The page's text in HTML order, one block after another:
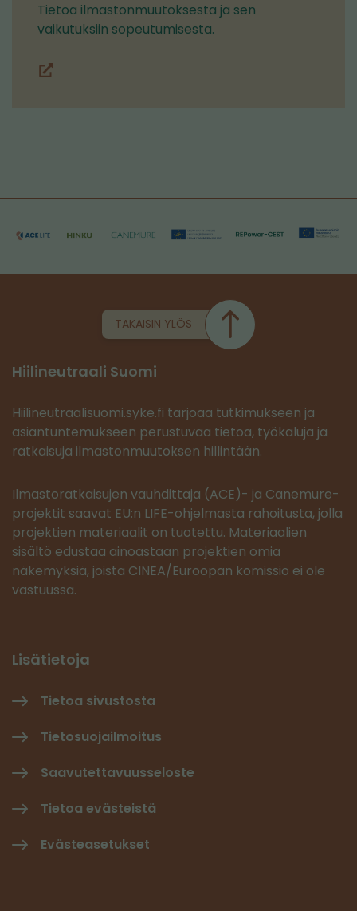
Tietoa ilmastonmuutoksesta ja sen
vaikutuksiin sopeutumisesta.
Ilmasto-
(siirryt
TAKAISIN YLÖS
Hiilineutraali Suomi
Hiilineutraalisuomi.syke.fi tarjoaa tutkimukseen ja
asiantuntemukseen perustuvaa tietoa, työkaluja ja
ratkaisuja ilmastonmuutoksen hillintään.
Ilmastoratkaisujen vauhdittaja (ACE)- ja Canemure-
projektit saavat EU:n LIFE-ohjelmasta rahoitusta, jolla
projektien materiaalit on tuotettu. Materiaalien
sisältö edustaa ainoastaan projektien omia
näkemyksiä, joista CINEA/Euroopan komissio ei ole
vastuussa.
Lisätietoja
Tietoa sivustosta
Tietosuojailmoitus
Saavutettavuusseloste
Tietoa evästeistä
Evästeasetukset